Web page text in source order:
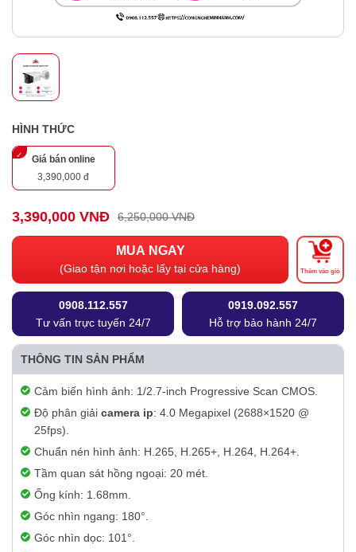
HÌNH THỨC
Giá bán online
3,390,000 đ
3,390,000 VNĐ 6,250,000 VNĐ
MUA NGAY
(Giao tận nơi hoặc lấy tại cửa hàng) Thêm vào giỏ
0908.112.557
Tư vấn trực tuyến 24/7
0919.092.557
Hỗ trợ bảo hành 24/7
THÔNG TIN SẢN PHẨM
Cảm biến hình ảnh: 1/2.7-inch Progressive Scan CMOS.
Độ phân giải camera ip: 4.0 Megapixel (2688×1520 @
25fps).
Chuẩn nén hình ảnh: H.265, H.265+, H.264, H.264+.
Tầm quan sát hồng ngoại: 20 mét.
Ống kính: 1.68mm.
Góc nhìn ngang: 180°.
Góc nhìn dọc: 101°.